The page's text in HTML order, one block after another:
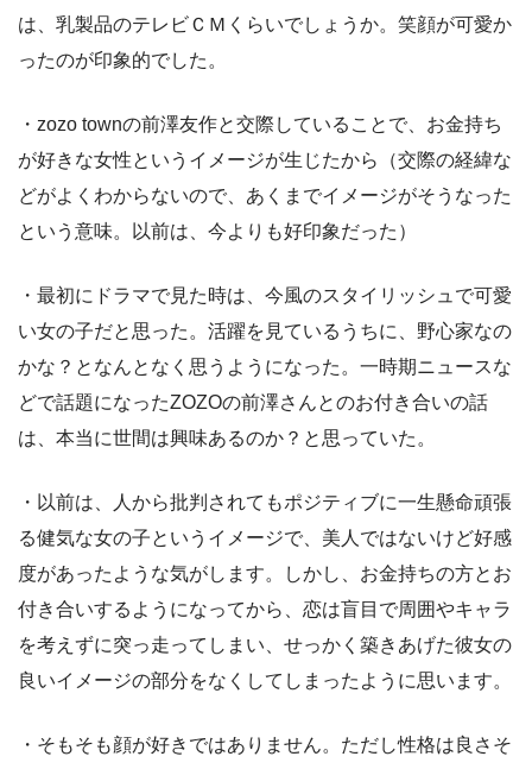
は、乳製品のテレビＣＭくらいでしょうか。笑顔が可愛か
ったのが印象的でした。
・zozo townの前澤友作と交際していることで、お金持ち
が好きな女性というイメージが生じたから（交際の経緯な
どがよくわからないので、あくまでイメージがそうなった
という意味。以前は、今よりも好印象だった）
・最初にドラマで見た時は、今風のスタイリッシュで可愛
い女の子だと思った。活躍を見ているうちに、野心家なの
かな？となんとなく思うようになった。一時期ニュースな
どで話題になったZOZOの前澤さんとのお付き合いの話
は、本当に世間は興味あるのか？と思っていた。
・以前は、人から批判されてもポジティブに一生懸命頑張
る健気な女の子というイメージで、美人ではないけど好感
度があったような気がします。しかし、お金持ちの方とお
付き合いするようになってから、恋は盲目で周囲やキャラ
を考えずに突っ走ってしまい、せっかく築きあげた彼女の
良いイメージの部分をなくしてしまったように思います。
・そもそも顔が好きではありません。ただし性格は良さそ